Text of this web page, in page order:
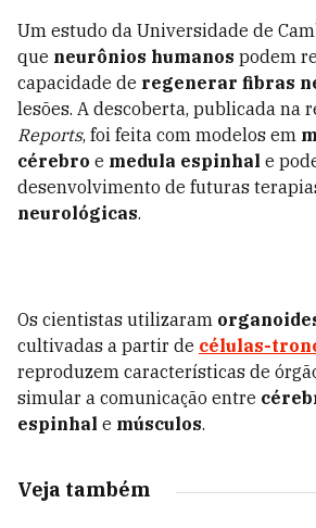
Um estudo da Universidade de
que neurônios humanos podem
capacidade de regenerar fibras
lesões. A descoberta, publicada na
Reports, foi feita com modelos em
cérebro e medula espinhal e
desenvolvimento de futuras
neurológicas.
Os cientistas utilizaram
cultivadas a partir de células-
reproduzem características de
simular a comunicação entre
espinhal e músculos.
Veja também